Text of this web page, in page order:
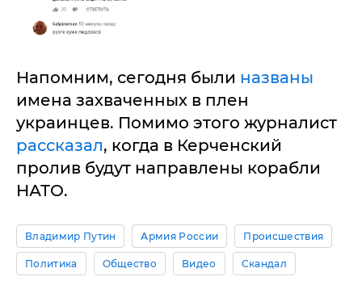
Напомним, сегодня были названы
имена захваченных в плен
украинцев. Помимо этого журналист
рассказал, когда в Керченский
пролив будут направлены корабли
НАТО.
Владимир Путин Армия России Происшествия
Политика Общество Видео Скандал